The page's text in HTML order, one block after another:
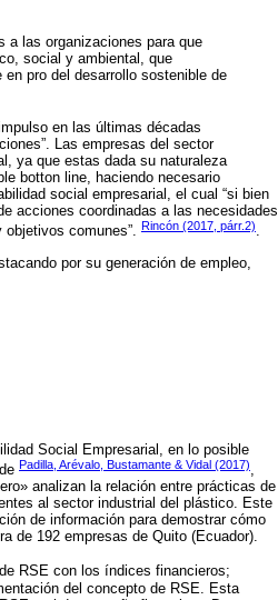
las organizaciones para que
social y ambiental, que
pro del desarrollo sostenible de
en las últimas décadas
Las empresas del sector
ya que estas dada su naturaleza
botton line, haciendo necesario
social empresarial, el cual “si bien
acciones coordinadas a las necesidades
comunes”. Rincón (2017, párr.2).
por su generación de empleo,
Social Empresarial, en lo posible
Padilla, Arévalo, Bustamante & Vidal (2017),
analizan la relación entre prácticas de
al sector industrial del plástico. Este
de información para demostrar cómo
de 192 empresas de Quito (Ecuador).
RSE con los índices financieros;
del concepto de RSE. Esta